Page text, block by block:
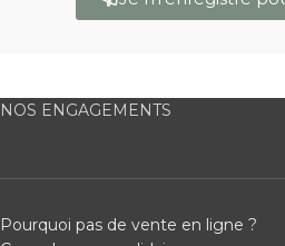
NOS ENGAGEMENTS
Pourquoi pas de vente en ligne ?